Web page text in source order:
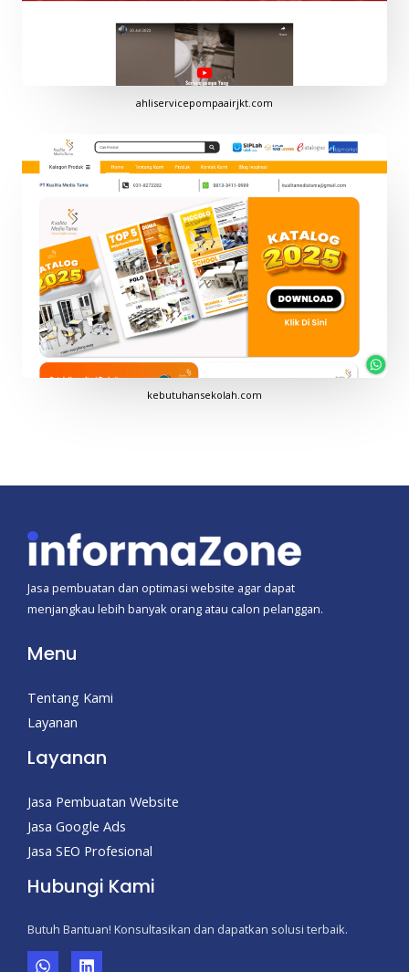
ahliservicepompaairjkt.com
kebutuhansekolah.com
Jasa pembuatan dan optimasi website agar dapat
menjangkau lebih banyak orang atau calon pelanggan.
Menu
Tentang Kami
Layanan
Layanan
Jasa Pembuatan Website
Jasa Google Ads
Jasa SEO Profesional
Hubungi Kami
Butuh Bantuan! Konsultasikan dan dapatkan solusi terbaik.